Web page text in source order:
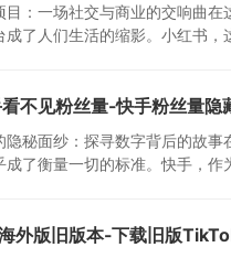
目：一场社交与商业的交响曲在
成了人们生活的缩影。小红书，
不见粉丝量-快手粉丝量隐
隐秘面纱：探寻数字背后的故事
成了衡量一切的标准。快手，作
外版旧版本-下载旧版